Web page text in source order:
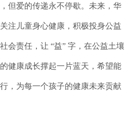
但爱的传递永不停歇。未来，华
注儿童身心健康，积极投身公益
会责任，让 “益” 字，在公益土壤
健康成长撑起一片蓝天，希望能
，为每一个孩子的健康未来贡献